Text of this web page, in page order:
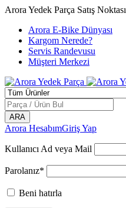
Arora Yedek Parça Satış Noktası
Arora E-Bike Dünyası
Kargom Nerede?
Servis Randevusu
Müşteri Merkezi
Arora HesabımGiriş Yap
Kullanıcı Ad veya Mail
Parolanız*
Beni hatırla